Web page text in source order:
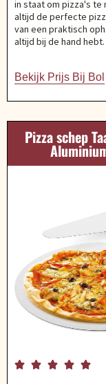
in staat om pizza's te
altijd de perfecte
van een praktisch
altijd bij de hand hebt.
Bekijk Prijs Bij Bol
Pizza schep
    